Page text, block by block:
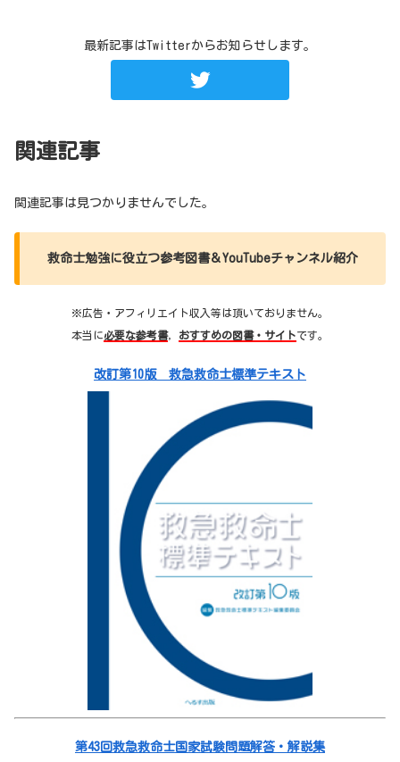
最新記事はTwitterからお知らせします。
関連記事
関連記事は見つかりませんでした。
救命士勉強に役立つ参考図書＆YouTubeチャンネル紹介
※広告・アフィリエイト収入等は頂いておりません。
本当に必要な参考書， おすすめの図書・サイトです。
改訂第10版 救急救命士標準テキスト
第43回救急救命士国家試験問題解答・解説集